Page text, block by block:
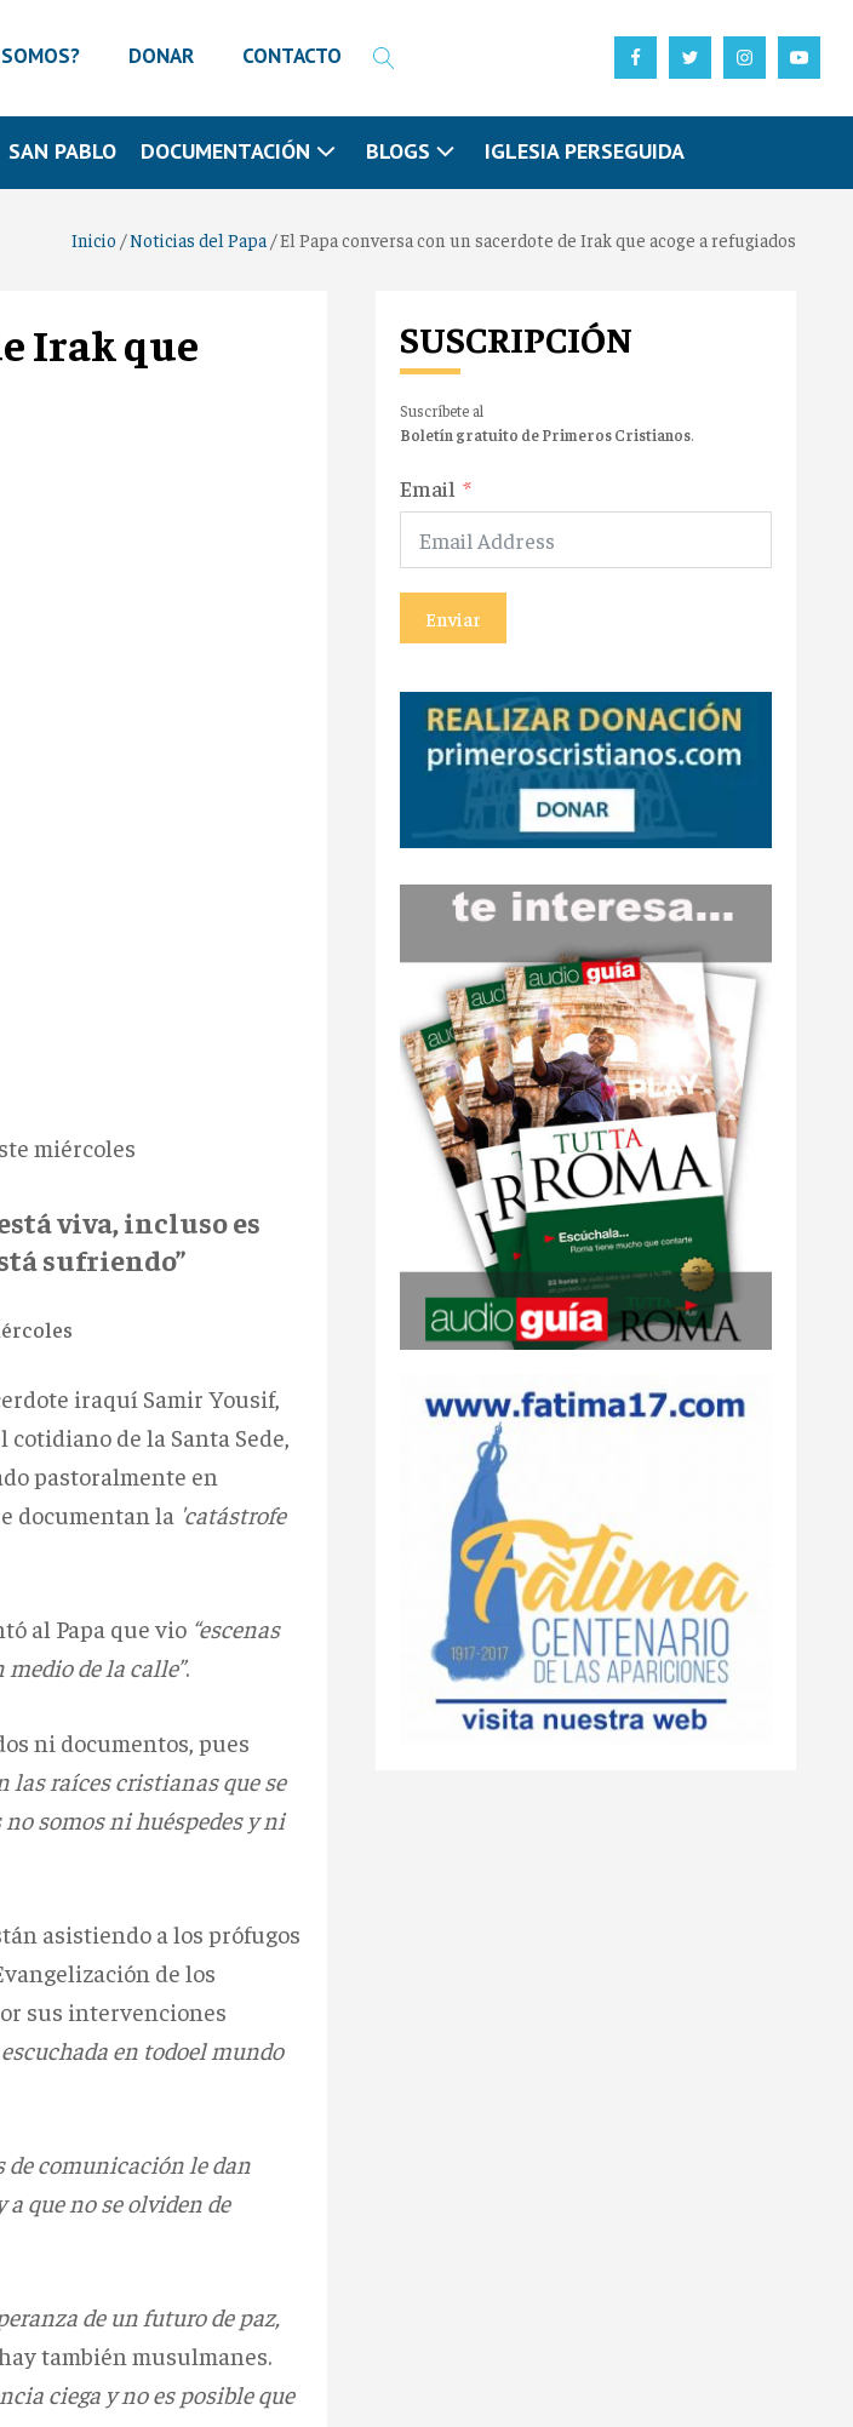
DONAR CONTACTO
SAN PABLO DOCUMENTACIÓN BLOGS IGLESIA PERSEGUIDA
Inicio /Noticias del Papa /El Papa conversa con un sacerdote de Irak que acoge a refugiados
Irak que
miércoles
viva, incluso es
sufriendo”
iraquí Samir Yousif,
de la Santa Sede,
pastoralmente en
documentan la 'catástrofe
al Papa que vio “escenas
de la calle”.
ni documentos, pues
las raíces cristianas que se
somos ni huéspedes y ni
asistiendo a los prófugos
de los
sus intervenciones
escuchada en todoel mundo
de comunicación le dan
que no se olviden de
de un futuro de paz,
también musulmanes.
ciega y no es posible que
SUSCRIPCIÓN
Suscríbete al
Boletín gratuito de Primeros Cristianos.
Email
Enviar